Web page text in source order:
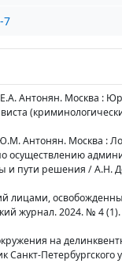
7
Антонян. Москва :
Антонян. Москва :
осуществлению
пути решения / А.Н.
лицами,
журнал. 2024. № 4
на